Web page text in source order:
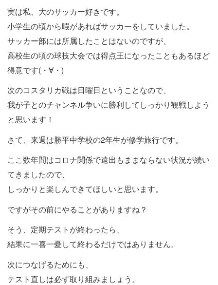
実は私、大のサッカー好きです。
小学生の頃から暇があればサッカーをしていました。
サッカー部には所属したことはないのですが、
高校生の頃の球技大会では得点王になったこともあるほど
得意です(・∀・)
次のコスタリカ戦は日曜日ということなので、
我が子とのチャンネル争いに勝利してしっかり観戦しよう
と思います！
さて、来週は勝平中学校の2年生が修学旅行です。
ここ数年間はコロナ関係で遠出もままならない状況が続い
てきましたので、
しっかりと楽しんできてほしいと思います。
ですがその前にやることがありますね？
そう、定期テストが終わったら、
結果に一喜一憂して終わるだけではありません。
次につなげるためにも、
テスト直しは必ず取り組みましょう。